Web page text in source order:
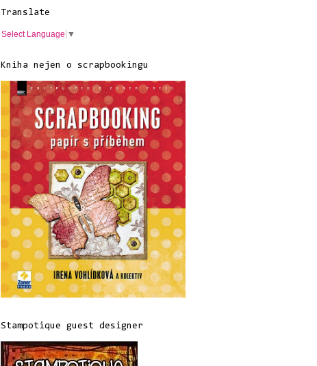
Translate
Select Language ▼
Kniha nejen o scrapbookingu
Stampotique guest designer